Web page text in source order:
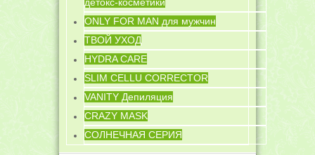
ONLY FOR MAN для мужчин
ТВОЙ УХОД
HYDRA CARE
SLIM CELLU CORRECTOR
VANITY Депиляция
CRAZY MASK
СОЛНЕЧНАЯ СЕРИЯ